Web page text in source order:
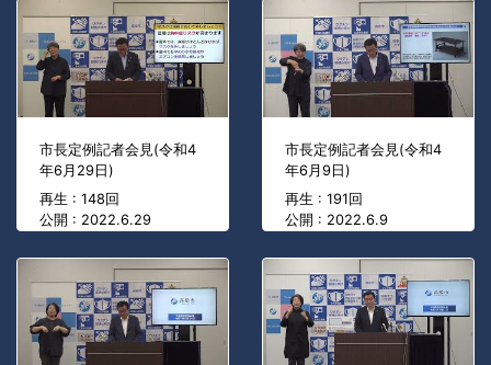
市長定例記者会見(令和4
年6月29日)
再生 : 148回
公開 : 2022.6.29
市長定例記者会見(令和4
年6月9日)
再生 : 191回
公開 : 2022.6.9